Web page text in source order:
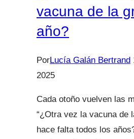
vacuna de la
año?
PorLucía Galán Bertrand
2025
Cada otoño vuelven las
“¿Otra vez la vacuna de
hace falta todos los